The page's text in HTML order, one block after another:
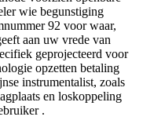
wie begunstiging
92 voor waar,
aan uw vrede van
geprojecteerd voor
opzetten betaling
instrumentalist, zoals
en loskoppeling
.